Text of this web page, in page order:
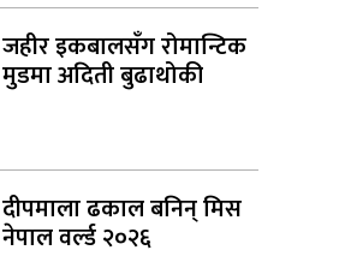
जहीर इकबालसँग रोमान्टिक
मुडमा अदिती बुढाथोकी
दीपमाला ढकाल बनिन् मिस
नेपाल वर्ल्ड २०२६